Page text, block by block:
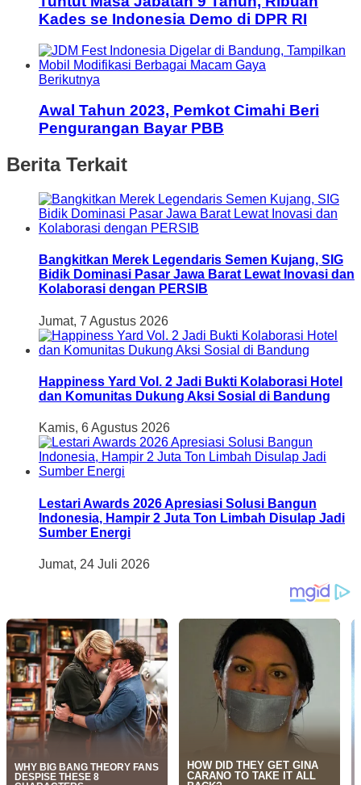
Kades se Indonesia Demo di DPR RI
Berikutnya
Awal Tahun 2023, Pemkot Cimahi Beri
Pengurangan Bayar PBB
Berita Terkait
Bangkitkan Merek Legendaris Semen Kujang, SIG
Bidik Dominasi Pasar Jawa Barat Lewat Inovasi dan
Kolaborasi dengan PERSIB
Jumat, 7 Agustus 2026
Happiness Yard Vol. 2 Jadi Bukti Kolaborasi Hotel
dan Komunitas Dukung Aksi Sosial di Bandung
Kamis, 6 Agustus 2026
Lestari Awards 2026 Apresiasi Solusi Bangun
Indonesia, Hampir 2 Juta Ton Limbah Disulap Jadi
Sumber Energi
Jumat, 24 Juli 2026